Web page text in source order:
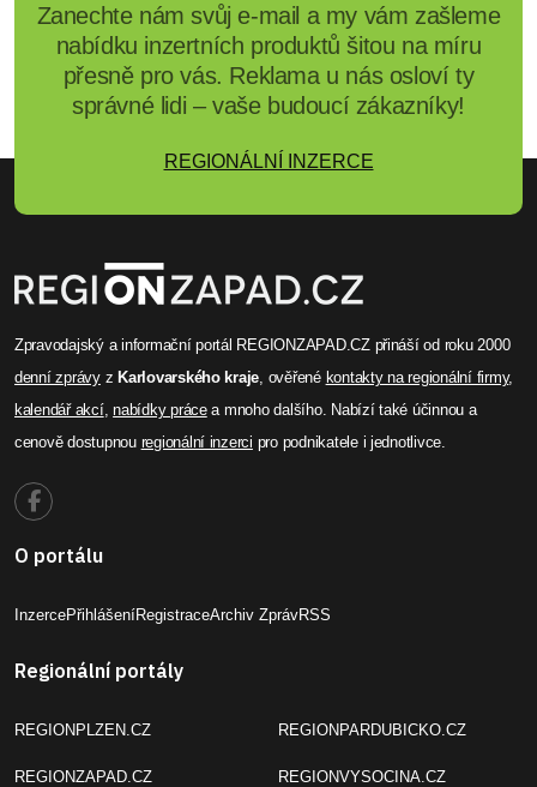
Zanechte nám svůj e-mail a my vám zašleme
nabídku inzertních produktů šitou na míru
přesně pro vás. Reklama u nás osloví ty
správné lidi – vaše budoucí zákazníky!
REGIONÁLNÍ INZERCE
Zpravodajský a informační portál REGIONZAPAD.CZ přináší od roku 2000
denní zprávyzKarlovarského kraje , ověřené kontakty na regionální firmy,
kalendář akcí,nabídky prácea mnoho dalšího. Nabízí také účinnou a
cenově dostupnou regionální inzerci pro podnikatele i jednotlivce.
O portálu
InzercePřihlášeníRegistraceArchiv ZprávRSS
Regionální portály
REGIONPLZEN.CZ
REGIONZAPAD.CZ
REGIONPARDUBICKO.CZ
REGIONVYSOCINA.CZ